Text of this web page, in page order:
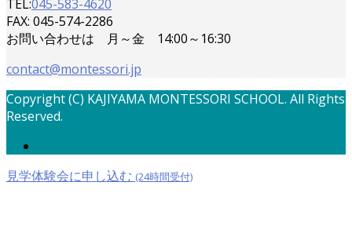
TEL:045-583-4620
FAX: 045-574-2286
お問い合わせは 月～金 14:00～16:30
contact@montessori.jp
Copyright (C) KAJIYAMA MONTESSORI SCHOOL. All Rights
Reserved.
見学体験会に申し込む (24時間受付)